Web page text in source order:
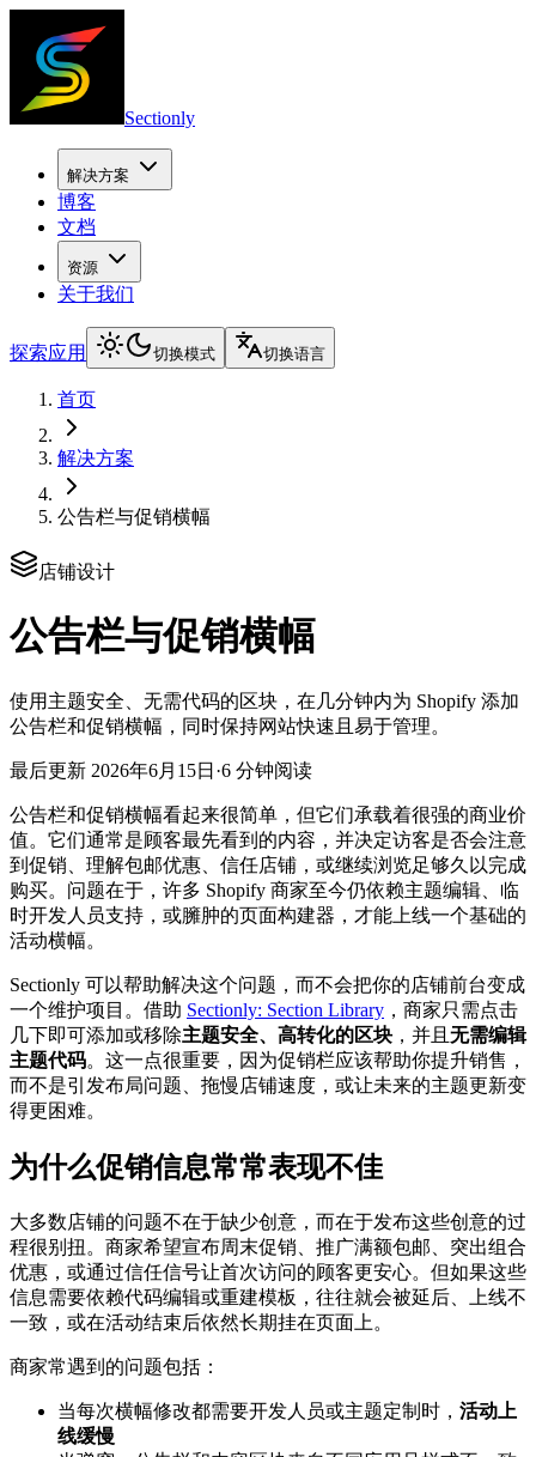
Sectionly
解决方案
博客
文档
资源
关于我们
探索应用 切换模式 切换语言
首页
解决方案
公告栏与促销横幅
店铺设计
公告栏与促销横幅
使用主题安全、无需代码的区块，在几分钟内为 Shopify 添加
公告栏和促销横幅，同时保持网站快速且易于管理。
最后更新 2026年6月15日 ·6 分钟阅读
公告栏和促销横幅看起来很简单，但它们承载着很强的商业价
值。它们通常是顾客最先看到的内容，并决定访客是否会注意
到促销、理解包邮优惠、信任店铺，或继续浏览足够久以完成
购买。问题在于，许多 Shopify 商家至今仍依赖主题编辑、临
时开发人员支持，或臃肿的页面构建器，才能上线一个基础的
活动横幅。
Sectionly 可以帮助解决这个问题，而不会把你的店铺前台变成
一个维护项目。借助 Sectionly: Section Library ，商家只需点击
几下即可添加或移除主题安全、高转化的区块 ，并且 无需编辑
主题代码。这一点很重要，因为促销栏应该帮助你提升销售，
而不是引发布局问题、拖慢店铺速度，或让未来的主题更新变
得更困难。
为什么促销信息常常表现不佳
大多数店铺的问题不在于缺少创意，而在于发布这些创意的过
程很别扭。商家希望宣布周末促销、推广满额包邮、突出组合
优惠，或通过信任信号让首次访问的顾客更安心。但如果这些
信息需要依赖代码编辑或重建模板，往往就会被延后、上线不
一致，或在活动结束后依然长期挂在页面上。
商家常遇到的问题包括：
当每次横幅修改都需要开发人员或主题定制时， 活动上
线缓慢